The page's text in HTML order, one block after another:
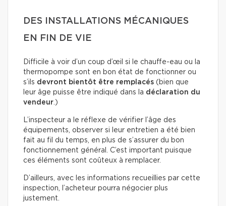
DES INSTALLATIONS MÉCANIQUES
EN FIN DE VIE
Difficile à voir d’un coup d’œil si le chauffe-eau ou la
thermopompe sont en bon état de fonctionner ou
s’ils devront bientôt être remplacés (bien que
leur âge puisse être indiqué dans la déclaration du
vendeur.)
L’inspecteur a le réflexe de vérifier l’âge des
équipements, observer si leur entretien a été bien
fait au fil du temps, en plus de s’assurer du bon
fonctionnement général. C’est important puisque
ces éléments sont coûteux à remplacer.
D’ailleurs, avec les informations recueillies par cette
inspection, l’acheteur pourra négocier plus
justement.